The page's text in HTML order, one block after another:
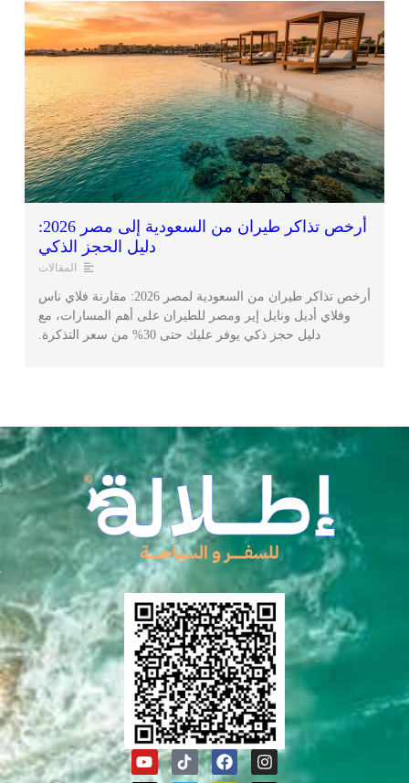
أرخص تذاكر طيران من السعودية إلى مصر 2026:
دليل الحجز الذكي
المقالات
أرخص تذاكر طيران من السعودية لمصر 2026: مقارنة فلاي ناس
وفلاي أديل ونايل إير ومصر للطيران على أهم المسارات، مع
دليل حجز ذكي يوفر عليك حتى 30% من سعر التذكرة.